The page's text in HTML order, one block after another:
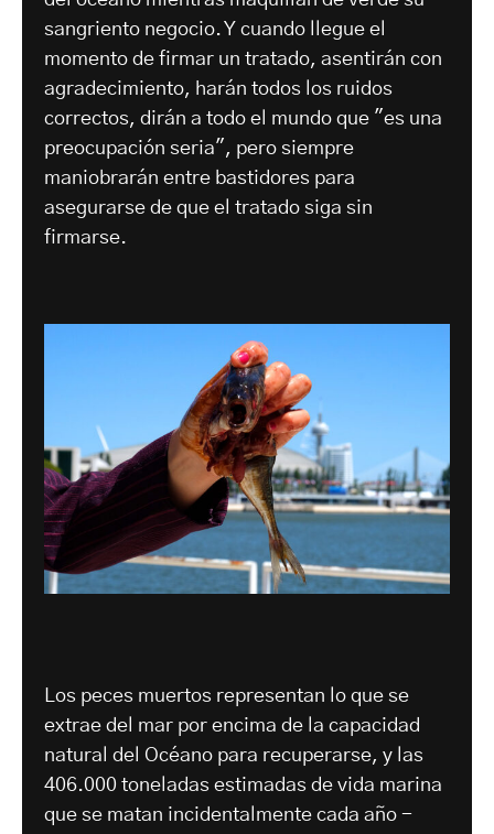
sangriento negocio. Y cuando llegue el
momento de firmar un tratado, asentirán con
agradecimiento, harán todos los ruidos
correctos, dirán a todo el mundo que "es una
preocupación seria", pero siempre
maniobrarán entre bastidores para
asegurarse de que el tratado siga sin
firmarse.
Los peces muertos representan lo que se
extrae del mar por encima de la capacidad
natural del Océano para recuperarse, y las
406.000 toneladas estimadas de vida marina
que se matan incidentalmente cada año -